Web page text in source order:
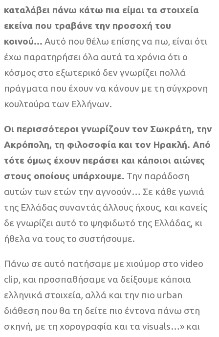
καταλάβει πάνω κάτω πια είμαι τα στοιχεία
εκείνα που τραβάνε την προσοχή του
κοινού… Αυτό που θέλω επίσης να πω, είναι ότι
έχω παρατηρήσει όλα αυτά τα χρόνια ότι ο
κόσμος στο εξωτερικό δεν γνωρίζει πολλά
πράγματα που έχουν να κάνουν με τη σύγχρονη
κουλτούρα των Ελλήνων.
Οι περισσότεροι γνωρίζουν τον Σωκράτη, την
Ακρόπολη, τη φιλοσοφία και τον Ηρακλή. Από
τότε όμως έχουν περάσει και κάποιοι αιώνες
στους οποίους υπάρχουμε. Την παράδοση
αυτών των ετών την αγνοούν… Σε κάθε γωνιά
της Ελλάδας συναντάς άλλους ήχους, και κανείς
δε γνωρίζει αυτό το ψηφιδωτό της Ελλάδας, κι
ήθελα να τους το συστήσουμε.
Πάνω σε αυτό πατήσαμε με χιούμορ στο video
clip, και προσπαθήσαμε να δείξουμε κάποια
ελληνικά στοιχεία, αλλά και την πιο urban
διάθεση που θα τη δείτε πιο έντονα πάνω στη
σκηνή, με τη χορογραφία και τα visuals…» και